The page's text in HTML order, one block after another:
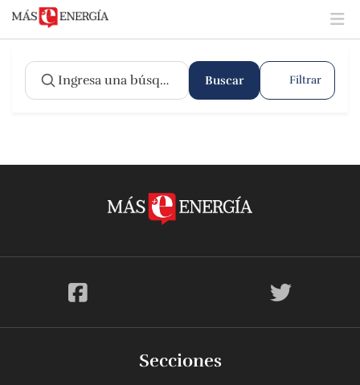
Buscar Filtrar
Secciones